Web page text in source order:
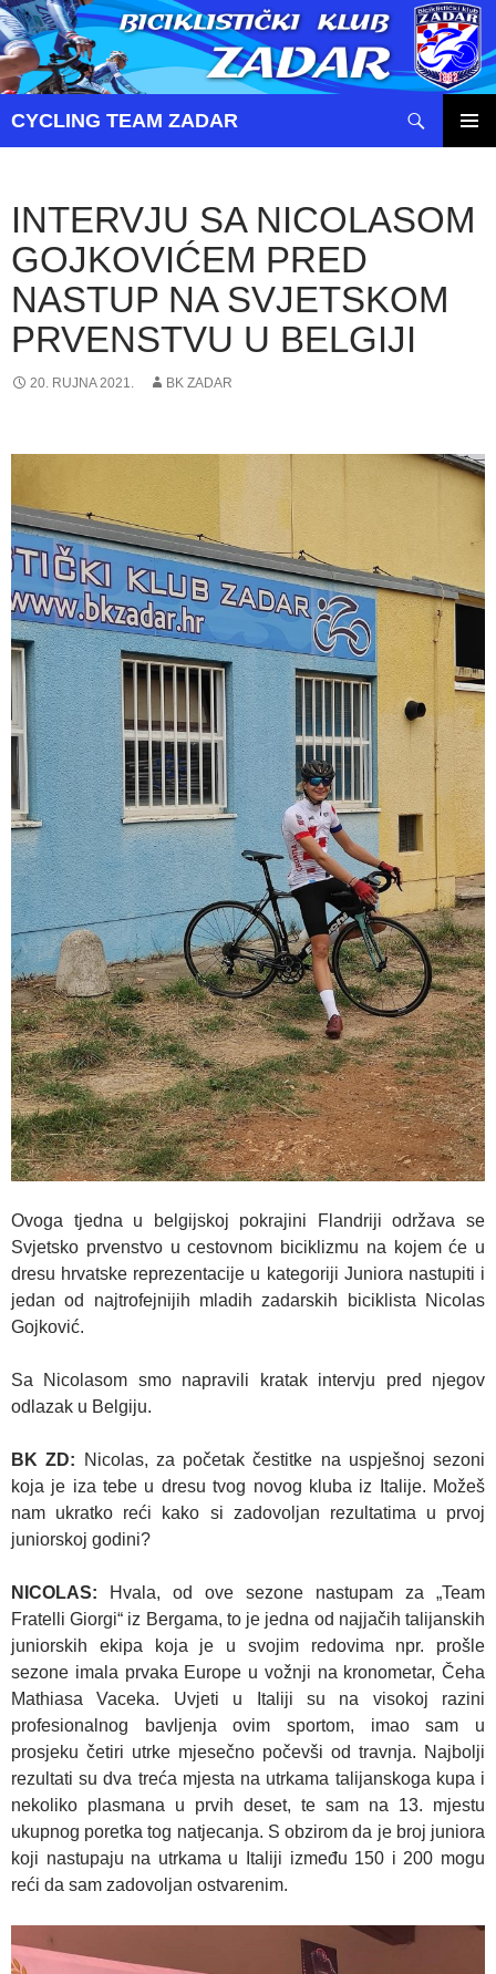
CYCLING TEAM ZADAR
INTERVJU SA NICOLASOM
GOJKOVIĆEM PRED
NASTUP NA SVJETSKOM
PRVENSTVU U BELGIJI
20. RUJNA 2021. BK ZADAR
Ovoga tjedna u belgijskoj pokrajini Flandriji održava se
Svjetsko prvenstvo u cestovnom biciklizmu na kojem će u
dresu hrvatske reprezentacije u kategoriji Juniora nastupiti i
jedan od najtrofejnijih mladih zadarskih biciklista Nicolas
Gojković.
Sa Nicolasom smo napravili kratak intervju pred njegov
odlazak u Belgiju.
BK ZD: Nicolas, za početak čestitke na uspješnoj sezoni
koja je iza tebe u dresu tvog novog kluba iz Italije. Možeš
nam ukratko reći kako si zadovoljan rezultatima u prvoj
juniorskoj godini?
NICOLAS: Hvala, od ove sezone nastupam za „Team
Fratelli Giorgi“ iz Bergama, to je jedna od najjačih talijanskih
juniorskih ekipa koja je u svojim redovima npr. prošle
sezone imala prvaka Europe u vožnji na kronometar, Čeha
Mathiasa Vaceka. Uvjeti u Italiji su na visokoj razini
profesionalnog bavljenja ovim sportom, imao sam u
prosjeku četiri utrke mjesečno počevši od travnja. Najbolji
rezultati su dva treća mjesta na utrkama talijanskoga kupa i
nekoliko plasmana u prvih deset, te sam na 13. mjestu
ukupnog poretka tog natjecanja. S obzirom da je broj juniora
koji nastupaju na utrkama u Italiji između 150 i 200 mogu
reći da sam zadovoljan ostvarenim.